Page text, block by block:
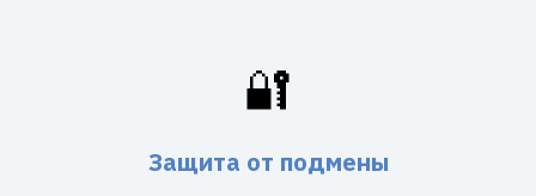
🔐
Защита от подмены